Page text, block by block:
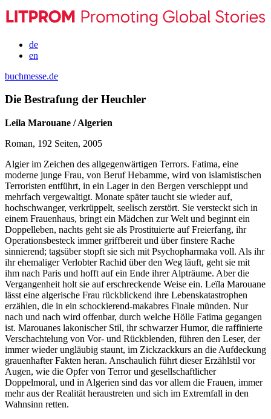
de
en
buchmesse.de
Die Bestrafung der Heuchler
Leila Marouane / Algerien
Roman, 192 Seiten, 2005
Algier im Zeichen des allgegenwärtigen Terrors. Fatima, eine
moderne junge Frau, von Beruf Hebamme, wird von islamistischen
Terroristen entführt, in ein Lager in den Bergen verschleppt und
mehrfach vergewaltigt. Monate später taucht sie wieder auf,
hochschwanger, verkrüppelt, seelisch zerstört. Sie versteckt sich in
einem Frauenhaus, bringt ein Mädchen zur Welt und beginnt ein
Doppelleben, nachts geht sie als Prostituierte auf Freierfang, ihr
Operationsbesteck immer griffbereit und über finstere Rache
sinnierend; tagsüber stopft sie sich mit Psychopharmaka voll. Als ihr
ihr ehemaliger Verlobter Rachid über den Weg läuft, geht sie mit
ihm nach Paris und hofft auf ein Ende ihrer Alpträume. Aber die
Vergangenheit holt sie auf erschreckende Weise ein. Leïla Marouane
lässt eine algerische Frau rückblickend ihre Lebenskatastrophen
erzählen, die in ein schockierend-makabres Finale münden. Nur
nach und nach wird offenbar, durch welche Hölle Fatima gegangen
ist. Marouanes lakonischer Stil, ihr schwarzer Humor, die raffinierte
Verschachtelung von Vor- und Rückblenden, führen den Leser, der
immer wieder ungläubig staunt, im Zickzackkurs an die Aufdeckung
grauenhafter Fakten heran. Anschaulich führt dieser Erzählstil vor
Augen, wie die Opfer von Terror und gesellschaftlicher
Doppelmoral, und in Algerien sind das vor allem die Frauen, immer
mehr aus der Realität heraustreten und sich im Extremfall in den
Wahnsinn retten.